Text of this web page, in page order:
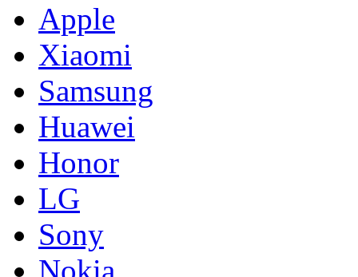
Apple
Xiaomi
Samsung
Huawei
Honor
LG
Sony
Nokia